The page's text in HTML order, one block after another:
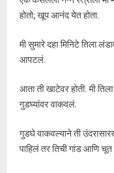
होतो; खूप आनंद येत होता.
मी सुमारे दहा मिनिटे तिला
आपटलं.
आता ती खाटेवर होती. मी
गुडघ्यांवर वाकवलं.
गुडघे वाकवल्याने ती
पाहिलं तर तिची गांड आणि चूत